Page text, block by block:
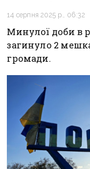
14 серпня 2025 р., 06:32
Минулої доби в
загинуло 2
громади.